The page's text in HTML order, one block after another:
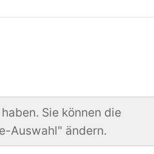
Sie können die
Auswahl" ändern.